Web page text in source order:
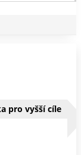
pro vyšší cíle